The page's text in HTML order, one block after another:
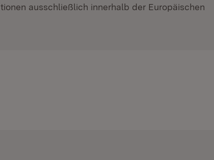
ausschließlich innerhalb der Europäischen